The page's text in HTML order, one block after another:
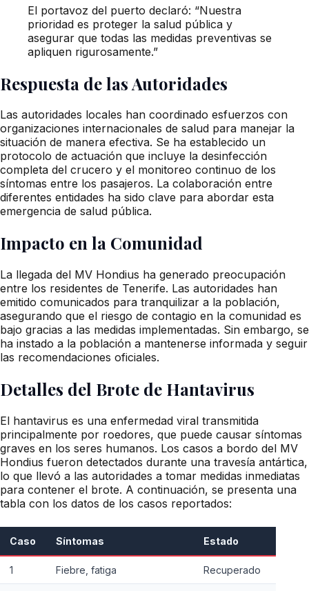
El portavoz del puerto declaró: “Nuestra
prioridad es proteger la salud pública y
asegurar que todas las medidas preventivas se
apliquen rigurosamente.”
Respuesta de las Autoridades
Las autoridades locales han coordinado esfuerzos con
organizaciones internacionales de salud para manejar la
situación de manera efectiva. Se ha establecido un
protocolo de actuación que incluye la desinfección
completa del crucero y el monitoreo continuo de los
síntomas entre los pasajeros. La colaboración entre
diferentes entidades ha sido clave para abordar esta
emergencia de salud pública.
Impacto en la Comunidad
La llegada del MV Hondius ha generado preocupación
entre los residentes de Tenerife. Las autoridades han
emitido comunicados para tranquilizar a la población,
asegurando que el riesgo de contagio en la comunidad es
bajo gracias a las medidas implementadas. Sin embargo, se
ha instado a la población a mantenerse informada y seguir
las recomendaciones oficiales.
Detalles del Brote de Hantavirus
El hantavirus es una enfermedad viral transmitida
principalmente por roedores, que puede causar síntomas
graves en los seres humanos. Los casos a bordo del MV
Hondius fueron detectados durante una travesía antártica,
lo que llevó a las autoridades a tomar medidas inmediatas
para contener el brote. A continuación, se presenta una
tabla con los datos de los casos reportados:
Caso Síntomas Estado
1 Fiebre, fatiga Recuperado